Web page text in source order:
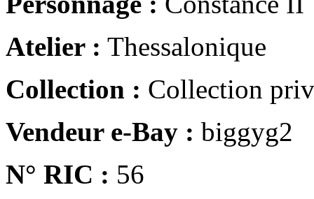
Atelier : Thessalonique
Collection : Collection
Vendeur e-Bay : biggyg2
N° RIC : 56